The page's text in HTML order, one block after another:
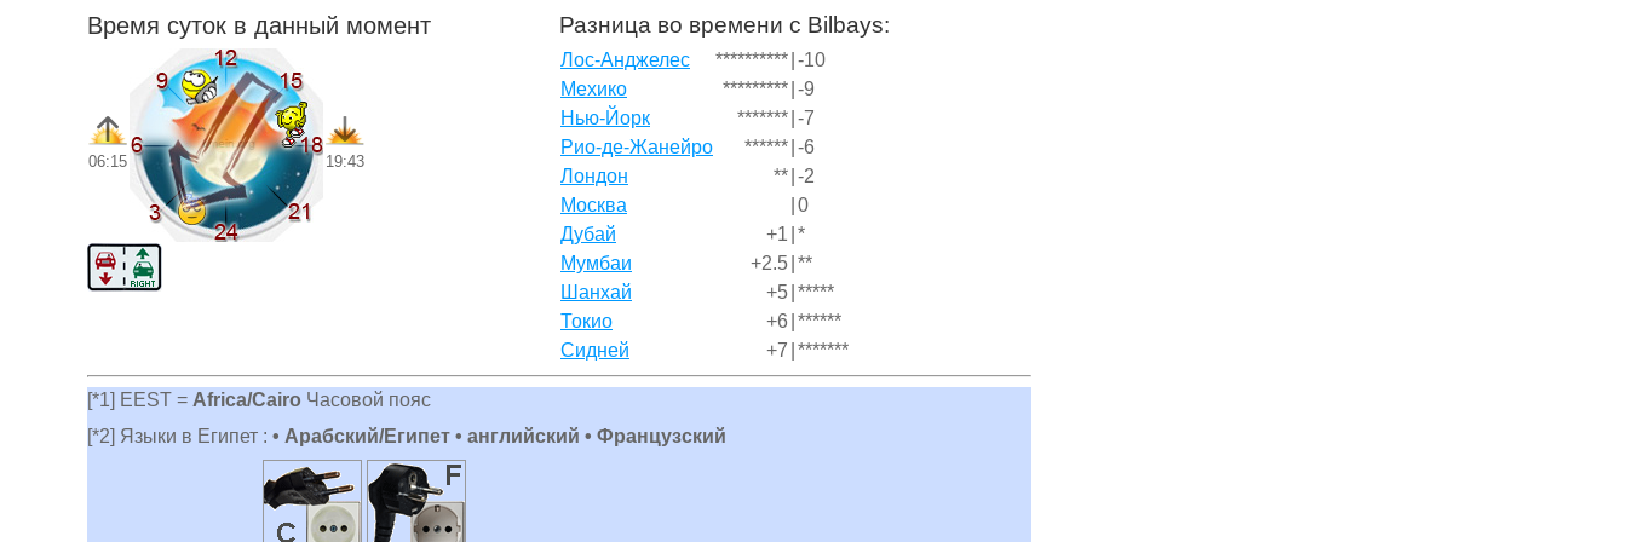
Время суток в данный момент
06:15 19:43
Разница во времени с Bilbays:
Лос-Анджелес ********** -10
Мехико
********* -9
Нью-Йорк
******* -7
Рио-де-Жанейро
****** -6
Лондон
** -2
Москва
0
Дубай
+1 *
Мумбаи
+2.5 **
Шанхай
+5 *****
Токио
+6 ******
Сидней
+7 *******
[*1] EEST = Africa/Cairo Часовой пояс
[*2] Языки в Египет : • Арабский/Египет • английский • Французский